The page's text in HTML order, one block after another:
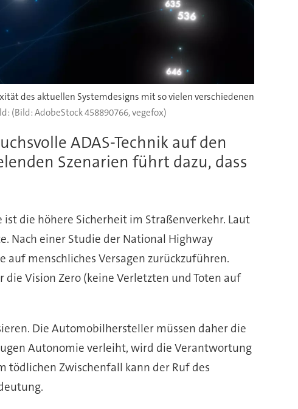
des aktuellen Systemdesigns mit so vielen verschiedenen
(Bild: AdobeStock 458890766, vegefox)
ADAS-Technik auf den
Szenarien führt dazu, dass
die höhere Sicherheit im Straßenverkehr. Laut
Nach einer Studie der National Highway
menschliches Versagen zurückzuführen.
Vision Zero (keine Verletzten und Toten auf
Die Automobilhersteller müssen daher die
Autonomie verleiht, wird die Verantwortung
tödlichen Zwischenfall kann der Ruf des